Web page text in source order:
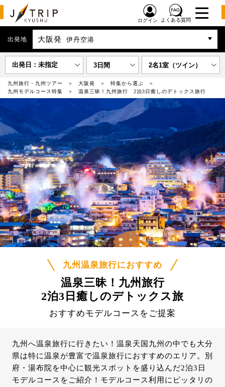
ログイン よくある質問
出発地 大阪発 伊丹空港
出発日：未指定 3日間 2名1室（ツイン）
九州旅行・九州ツアー 大阪発
特集から選ぶ
九州モデルコース特集
温泉三昧！九州旅行 2泊3日癒しのデトックス旅行
九州温泉旅行におすすめ
温泉三昧！九州旅行
2泊3日癒しのデトックス旅
おすすめモデルコースをご提案
九州へ温泉旅行に行きたい！温泉天国九州の中でも大分
県は特に温泉が豊富で温泉旅行におすすめのエリア。別
府・湯布院を中心に観光スポットを盛り込んだ2泊3日
モデルコースをご紹介！モデルコース利用にピッタリの